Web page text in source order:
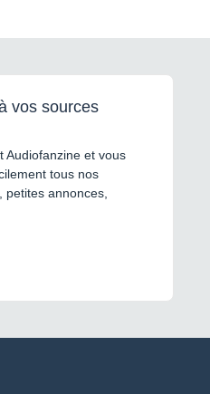
vos sources
Audiofanzine et vous
tous nos
annonces,